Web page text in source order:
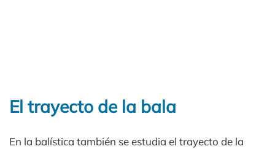
El trayecto de la bala
En la balística también se estudia el trayecto de la